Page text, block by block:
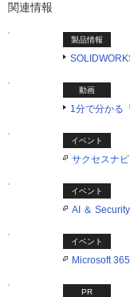
関連情報
製品情報
動画
1分で分かる
イベント
サクセスナ
イベント
AI ＆
イベント
Microsoft
PR